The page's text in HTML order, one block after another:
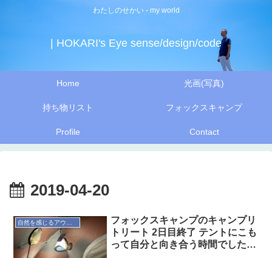
わたしのせかい - my world
| HOKARI's Eye sense/design/code
Home 光画(写真)
持ち物リスト フォックスキャンプ
Profile Contact
2019-04-20
フォックスキャンプのキャンプリ
トリート 2日目終了 テントにこも
って自分と向き合う時間でした